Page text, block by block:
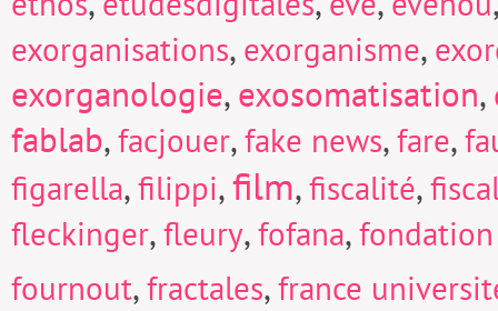
exorganisations, exorganisme,
exorganologie,exosomatisation,
fablab,facjouer,fake news,fare,
figarella,filippi,film,fiscalité,
fleckinger,fleury,fofana,
fournout,fractales,france